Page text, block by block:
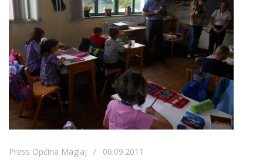
Press Općina Maglaj / 06.09.2011